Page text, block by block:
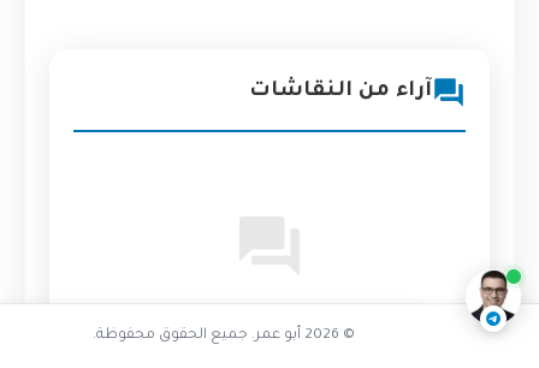
آراء من النقاشات
لا توجد آراء منشورة بعد. كن أول من يشارك
© 2026 أبو عمر. جميع الحقوق محفوظة.